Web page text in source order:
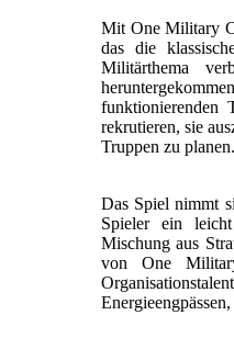
Mit One Military
das die
Militärthema
funktionierenden
rekrutieren, sie
Truppen zu planen.
Das Spiel nimmt
Spieler ein
Mischung aus
von One